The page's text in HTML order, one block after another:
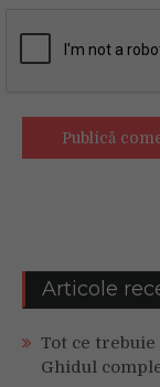
Articole
Tot ce
Ghidul